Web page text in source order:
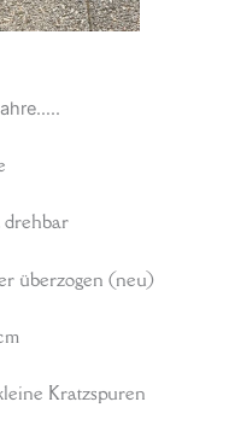
drehbar
überzogen (neu)
Kratzspuren